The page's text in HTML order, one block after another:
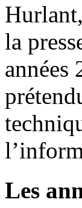
la
années
Les